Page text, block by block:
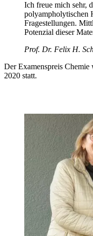
Ich freue mich sehr,
polyampholytischen
Fragestellungen.
Potenzial dieser
Prof. Dr. Felix H.
Der Examenspreis
2020 statt.